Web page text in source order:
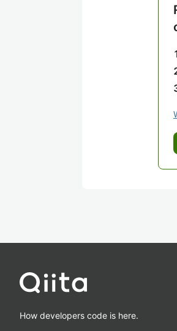
How developers code is here.